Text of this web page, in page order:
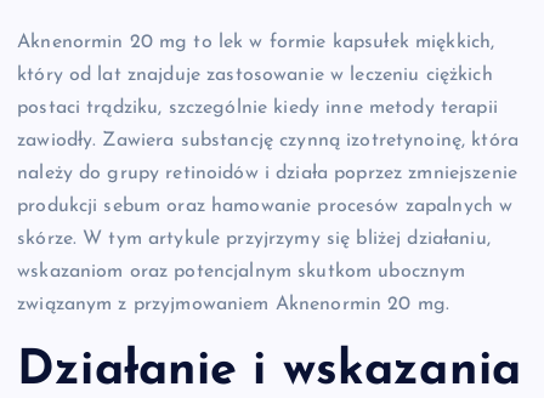
Aknenormin 20 mg to lek w formie kapsułek miękkich,
który od lat znajduje zastosowanie w leczeniu ciężkich
postaci trądziku, szczególnie kiedy inne metody terapii
zawiodły. Zawiera substancję czynną izotretynoinę, która
należy do grupy retinoidów i działa poprzez zmniejszenie
produkcji sebum oraz hamowanie procesów zapalnych w
skórze. W tym artykule przyjrzymy się bliżej działaniu,
wskazaniom oraz potencjalnym skutkom ubocznym
związanym z przyjmowaniem Aknenormin 20 mg.
Działanie i wskazania